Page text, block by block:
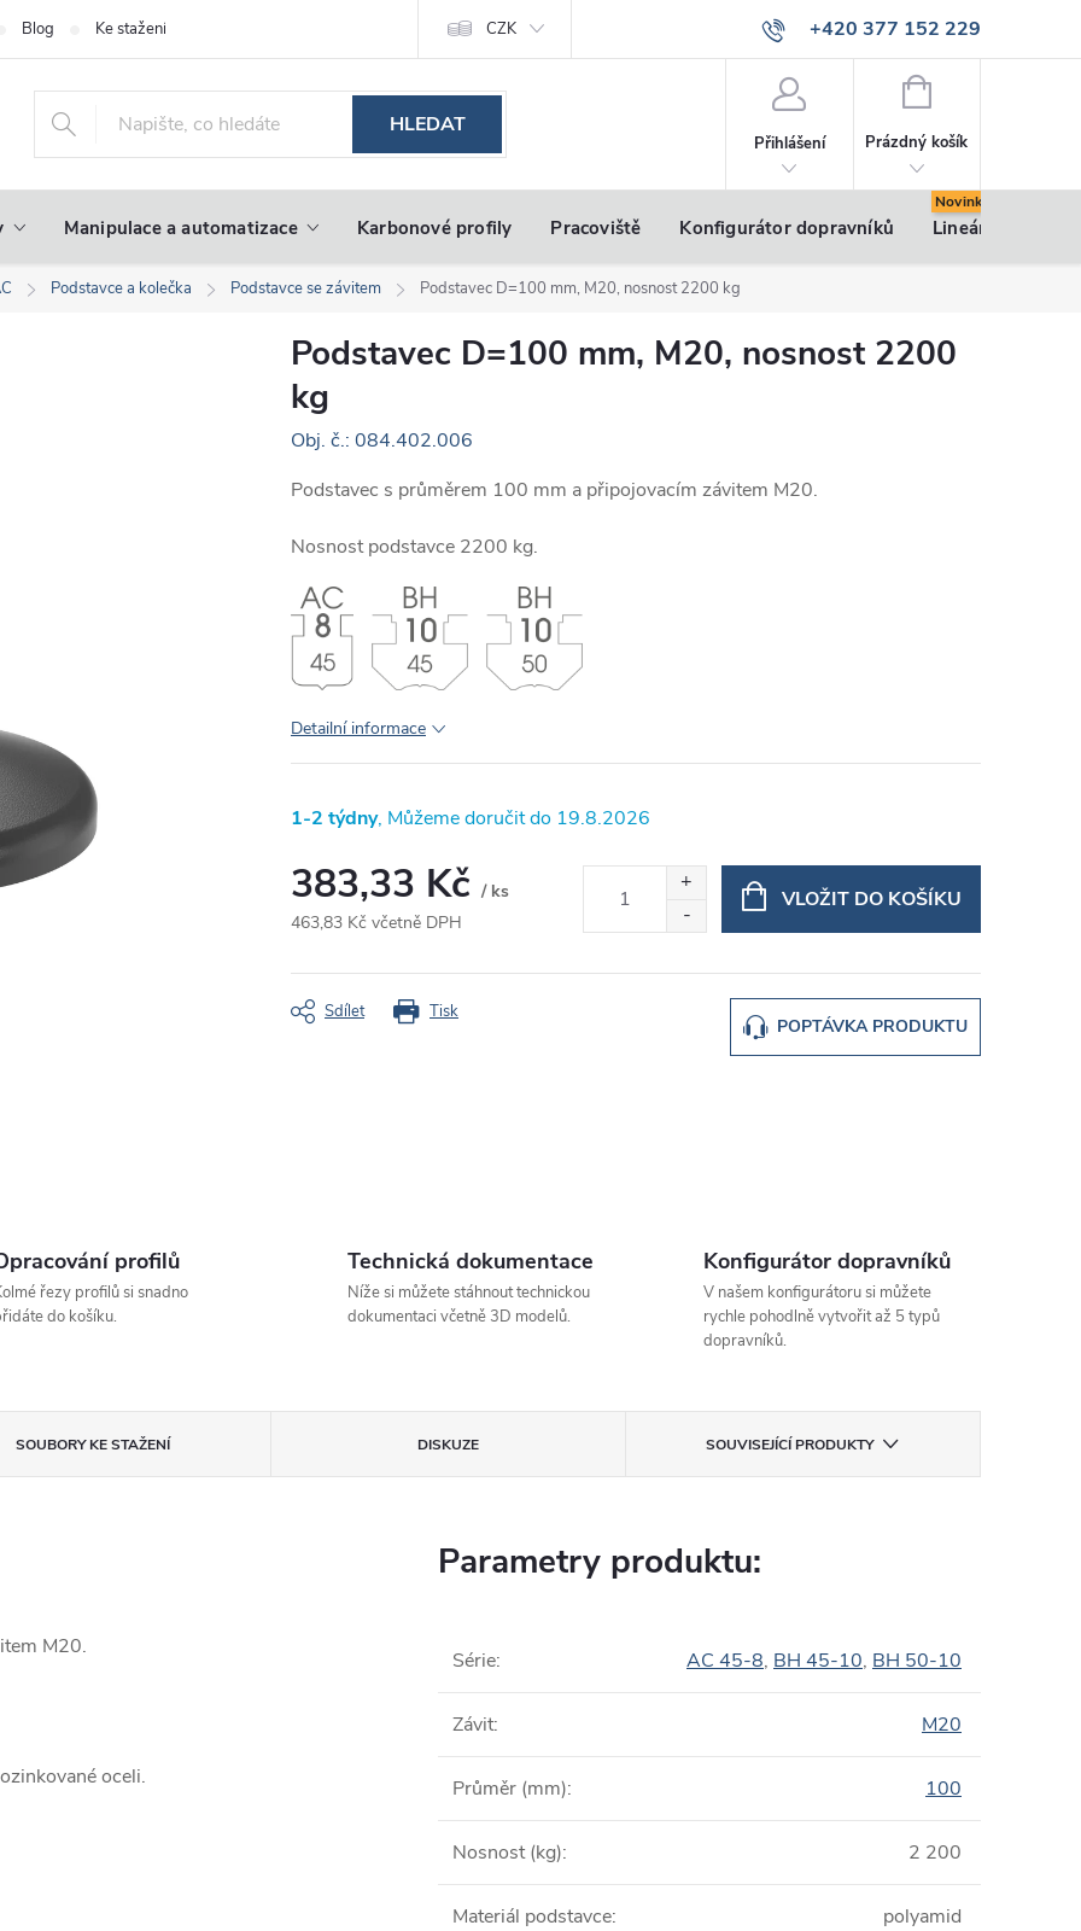
+420 377 152 229
info@vsk-profily.cz
Blog Ke stažení CZK
HLEDAT
Přihlášení
NÁKUPNÍ
Prázdný košík
Manipulace a automatizace Karbonové profily Pracoviště Konfigurátor dopravníků Lineární pohony
Podstavce a kolečka Podstavce se závitem Podstavec D=100 mm, M20, nosnost 2200 kg
Podstavec D=100 mm, M20, nosnost 2200
kg
Obj. č.: 084.402.006
Podstavec s průměrem 100 mm a připojovacím závitem M20.
Nosnost podstavce 2200 kg.
Detailní informace
1-2 týdny 19.8.2026
383,33 Kč / ks
463,83 Kč včetně DPH
cena:
VLOŽIT DO KOŠÍKU
Tisk
POPTÁVKA PRODUKTU
Sdílet
profilů
řezy profilů si snadno
do košíku.
Technická dokumentace
Níže si můžete stáhnout technickou
dokumentaci včetně 3D modelů.
Konfigurátor dopravníků
V našem konfigurátoru si můžete
rychle pohodlně vytvořit až 5 typů
dopravníků.
SOUBORY KE STAŽENÍ DISKUZE SOUVISEJÍCÍ PRODUKTY
M20.
oceli.
Parametry produktu:
Série: AC 45-8, BH 45-10, BH 50-10
Závit: M20
Průměr (mm): 100
Nosnost (kg): 2 200
Materiál podstavce: polyamid